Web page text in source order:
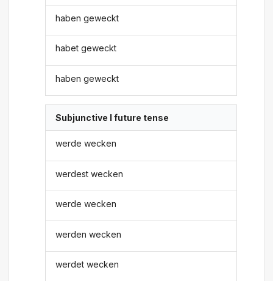
haben geweckt
habet geweckt
haben geweckt
Subjunctive I future tense
werde wecken
werdest wecken
werde wecken
werden wecken
werdet wecken